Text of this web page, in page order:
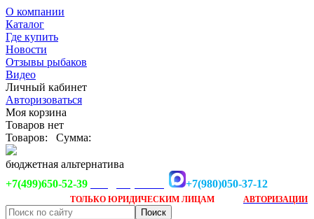
О компании
Каталог
Где купить
Новости
Отзывы рыбаков
Видео
Личный кабинет
Авторизоваться
Моя корзина
Товаров нет
Товаров:
Сумма:
бюджетная альтернатива
+7(499)650-52-39
+7(980)050-37-12
ТОЛЬКО ЮРИДИЧЕСКИМ ЛИЦАМ АВТОРИЗАЦИИ